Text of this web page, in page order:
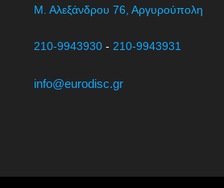
Μ. Αλεξάνδρου 76, Αργυρούπολη
210-9943930 - 210-9943931
info@eurodisc.gr